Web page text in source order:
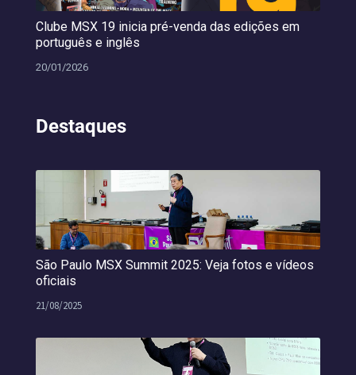
Clube MSX 19 inicia pré-venda das edições em
português e inglês
20/01/2026
Destaques
São Paulo MSX Summit 2025: Veja fotos e vídeos
oficiais
21/08/2025